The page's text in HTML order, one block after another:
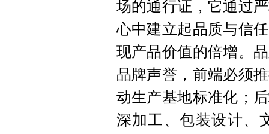
场的通行证，它通过
心中建立起品质与信
现产品价值的倍增。
品牌声誉，前端必须
动生产基地标准化；
深加工、包装设计、